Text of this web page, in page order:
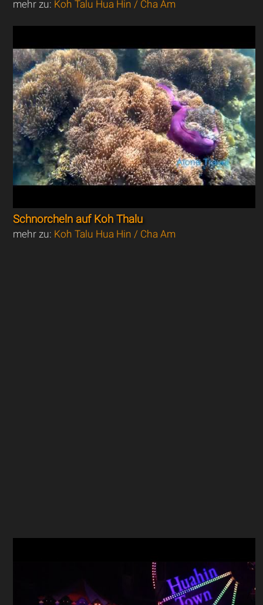
mehr zu: Koh Talu Hua Hin / Cha Am
Schnorcheln auf Koh Thalu
mehr zu: Koh Talu Hua Hin / Cha Am